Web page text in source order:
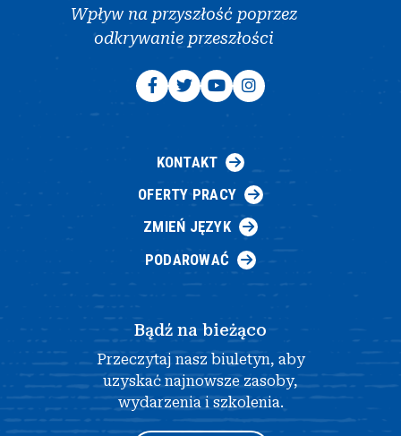
Wpływ na przyszłość poprzez
odkrywanie przeszłości
KONTAKT
OFERTY PRACY
ZMIEŃ JĘZYK
PODAROWAĆ
Bądź na bieżąco
Przeczytaj nasz biuletyn, aby
uzyskać najnowsze zasoby,
wydarzenia i szkolenia.